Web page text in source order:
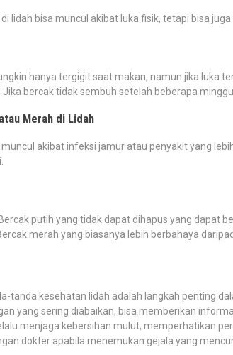
di lidah bisa muncul akibat luka fisik, tetapi bisa
hanya tergigit saat makan, namun jika luka
: Jika bercak tidak sembuh setelah beberapa
Merah di Lidah
akibat infeksi jamur atau penyakit yang
putih yang tidak dapat dihapus yang dapat
merah yang biasanya lebih berbahaya
tanda kesehatan lidah adalah langkah penting
yang sering diabaikan, bisa memberikan
menjaga kebersihan mulut, memperhatikan
dokter apabila menemukan gejala yang